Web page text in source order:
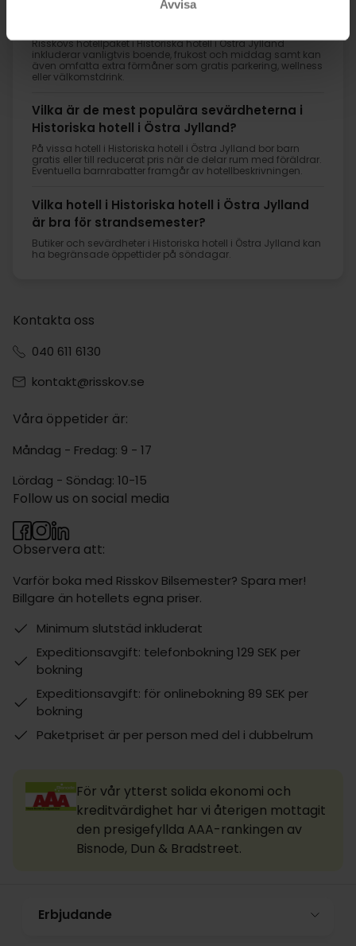
Avvisa
Vad ingår i priset för hotellpaket i Historiska
Risskovs hotellpaket i Historiska hotell i Östra Jylland
inkluderar vanligtvis boende, frukost och middag samt kan
även omfatta extra förmåner som gratis parkering, wellness
eller välkomstdrink.
Vilka är de mest populära sevärdheterna i
Historiska hotell i Östra Jylland?
På vissa hotell i Historiska hotell i Östra Jylland bor barn
gratis eller till reducerat pris när de delar rum med föräldrar.
Eventuella barnrabatter framgår av hotellbeskrivningen.
Vilka hotell i Historiska hotell i Östra Jylland
är bra för strandsemester?
Butiker och sevärdheter i Historiska hotell i Östra Jylland kan
ha begränsade öppettider på söndagar.
Kontakta oss
040 611 6130
kontakt@risskov.se
Våra öppetider är:
Måndag - Fredag: 9 - 17
Lördag - Söndag: 10-15
Observera att:
Varför boka med Risskov Bilsemester? Spara mer!
Billgare än hotellets egna priser.
Minimum slutstäd inkluderat
Expeditionsavgift: telefonbokning 129 SEK per
bokning
Expeditionsavgift: för onlinebokning 89 SEK per
bokning
Paketpriset är per person med del i dubbelrum
Follow us on social media
För vår ytterst solida ekonomi och
kreditvärdighet har vi återigen mottagit
den presigefyllda AAA-rankingen av
Bisnode, Dun & Bradstreet.
Erbjudande